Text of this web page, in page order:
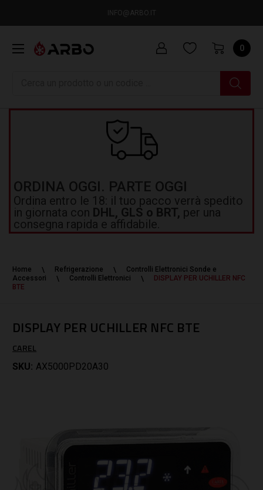
INFO@ARBO.IT
0
ORDINA OGGI. PARTE OGGI
Ordina entro le 18: il tuo pacco verrà spedito
in giornata con DHL, GLS o BRT, per una
consegna rapida e affidabile.
Home Refrigerazione
Controlli Elettronici Sonde e
Accessori
Controlli Elettronici
DISPLAY PER UCHILLER NFC
BTE
DISPLAY PER UCHILLER NFC BTE
CAREL
SKU: AX5000PD20A30